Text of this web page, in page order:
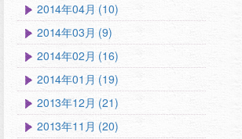
2014年04月 (10)
2014年03月 (9)
2014年02月 (16)
2014年01月 (19)
2013年12月 (21)
2013年11月 (20)